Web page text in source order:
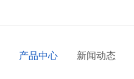
产品中心 新闻动态